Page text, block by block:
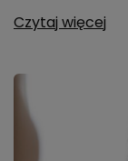
Czytaj więcej